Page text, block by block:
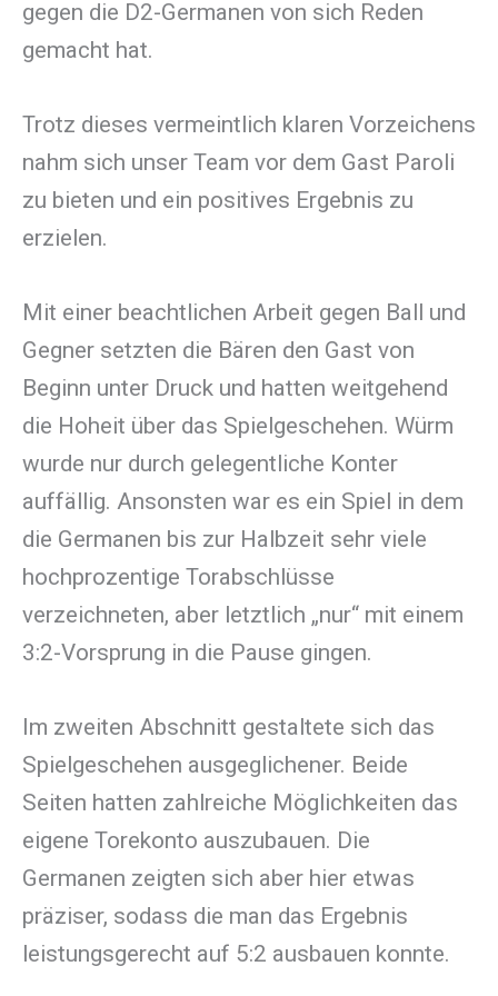
gegen die D2-Germanen von sich Reden
gemacht hat.
Trotz dieses vermeintlich klaren Vorzeichens
nahm sich unser Team vor dem Gast Paroli
zu bieten und ein positives Ergebnis zu
erzielen.
Mit einer beachtlichen Arbeit gegen Ball und
Gegner setzten die Bären den Gast von
Beginn unter Druck und hatten weitgehend
die Hoheit über das Spielgeschehen. Würm
wurde nur durch gelegentliche Konter
auffällig. Ansonsten war es ein Spiel in dem
die Germanen bis zur Halbzeit sehr viele
hochprozentige Torabschlüsse
verzeichneten, aber letztlich „nur“ mit einem
3:2-Vorsprung in die Pause gingen.
Im zweiten Abschnitt gestaltete sich das
Spielgeschehen ausgeglichener. Beide
Seiten hatten zahlreiche Möglichkeiten das
eigene Torekonto auszubauen. Die
Germanen zeigten sich aber hier etwas
präziser, sodass die man das Ergebnis
leistungsgerecht auf 5:2 ausbauen konnte.